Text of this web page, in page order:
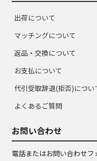
出荷について
マッチングについて
返品・交換について
お支払について
代引受取辞退(拒否)につい
よくあるご質問
お問い合わせ
電話またはお問い合わせ